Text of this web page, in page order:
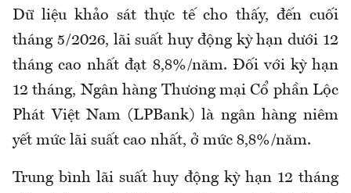
Dữ liệu khảo sát thực tế cho thấy, đến cuối
tháng 5/2026, lãi suất huy động kỳ hạn dưới 12
tháng cao nhất đạt 8,8%/năm. Đối với kỳ hạn
12 tháng, Ngân hàng Thương mại Cổ phần Lộc
Phát Việt Nam (LPBank) là ngân hàng niêm
yết mức lãi suất cao nhất, ở mức 8,8%/năm.
Trung bình lãi suất huy động kỳ hạn 12 tháng